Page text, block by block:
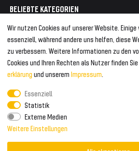
Wir nutzen Cookies auf unserer Website. Einige
essenziell, während andere uns helfen, diese
zu verbessern. Weitere Informationen zu den
Cookies und Ihren Rechten als Nutzer finden
erklärung und unserem Impressum.
Essenziell
Statistik
Externe Medien
Weitere Einstellungen
Geeignet für Mercedes
BELIEBTE KATEGORIEN
Frontspoiler
Heckspoiler
Kabelbäume
Kühlergrill
FOLGEN SIE UNS AUF
Tuning Fanatics
ZAHLUNG & VERSAND
Zahlungsanbieter
Versand & Zahlung
WELTWEITER VERSAND
© 2026 Tuning Fanatics